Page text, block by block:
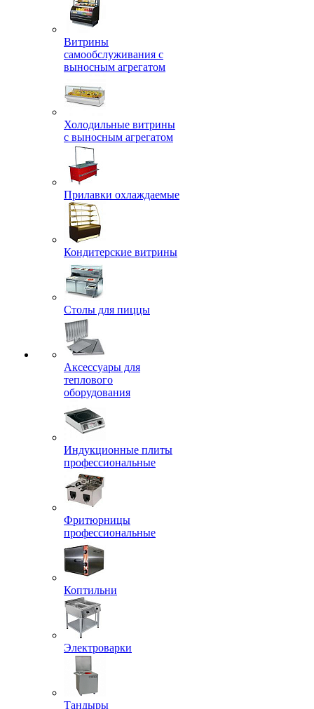
Витрины
самообслуживания с
выносным агрегатом
Холодильные витрины
с выносным агрегатом
Прилавки охлаждаемые
Кондитерские витрины
Столы для пиццы
Аксессуары для
теплового
оборудования
Индукционные плиты
профессиональные
Фритюрницы
профессиональные
Коптильни
Электроварки
Тандыры